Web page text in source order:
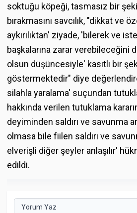
soktuğu köpeği, tasmasız bir
bırakmasını savcılık, "dikkat ve
aykırılıktan' ziyade, 'bilerek ve
başkalarına zarar verebileceğini
olsun düşüncesiyle' kasıtlı bir
göstermektedir" diye
silahla yaralama' suçundan
hakkında verilen tutuklama
deyiminden saldırı ve savunma
olmasa bile fiilen saldırı ve
elverişli diğer şeyler anlaşılır'
edildi.
Yorum Yaz